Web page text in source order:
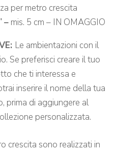
per metro crescita
– mis. 5 cm – IN OMAGGIO
Le ambientazioni con il
Se preferisci creare il tuo
che ti interessa e
inserire il nome della tua
prima di aggiungere al
personalizzata.
crescita sono realizzati in